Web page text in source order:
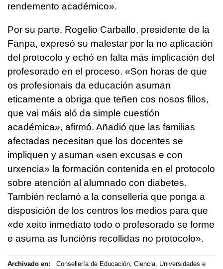
rendemento académico».
Por su parte, Rogelio Carballo, presidente de la
Fanpa, expresó su malestar por la no aplicación
del protocolo y echó en falta más implicación del
profesorado en el proceso. «Son horas de que
os profesionais da educación asuman
eticamente a obriga que teñen cos nosos fillos,
que vai máis aló da simple cuestión
académica», afirmó. Añadió que las familias
afectadas necesitan que los docentes se
impliquen y asuman «sen excusas e con
urxencia» la formación contenida en el protocolo
sobre atención al alumnado con diabetes.
También reclamó a la consellería que ponga a
disposición de los centros los medios para que
«de xeito inmediato todo o profesorado se forme
e asuma as funcións recollidas no protocolo».
Archivado en:
Consellería de Educación, Ciencia, Universidades e